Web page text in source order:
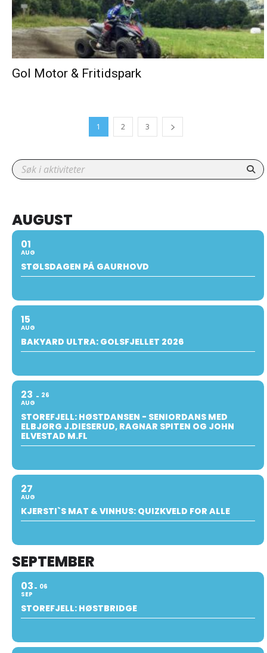
Gol Motor & Fritidspark
1 2 3
AUGUST
01
AUG
STØLSDAGEN PÅ GAURHOVD
15
AUG
BAKYARD ULTRA: GOLSFJELLET 2026
23
AUG
26
STOREFJELL: HØSTDANSEN - SENIORDANS MED
ELBJØRG J.DIESERUD, RAGNAR SPITEN OG JOHN
ELVESTAD M.FL
27
AUG
KJERSTI`S MAT & VINHUS: QUIZKVELD FOR ALLE
SEPTEMBER
03
SEP
06
STOREFJELL: HØSTBRIDGE